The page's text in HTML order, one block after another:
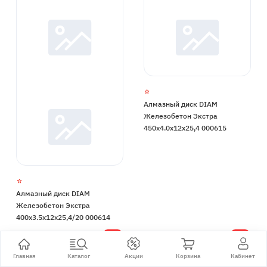
Алмазный диск DIAM
Железобетон Экстра
400x3.5x12x25,4/20 000614
В
наличии
10 637 р.
Алмазный диск DIAM
Железобетон Экстра
450x4.0x12x25,4 000615
наличии
14 512 р.
Главная Каталог Акции Корзина Кабинет